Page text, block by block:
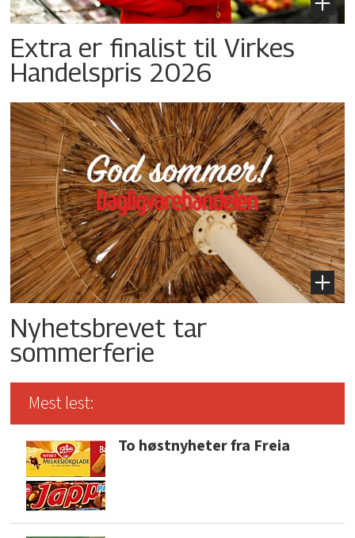
Extra er finalist til Virkes
Handelspris 2026
Nyhetsbrevet tar
sommerferie
Mest lest:
To høstnyheter fra Freia